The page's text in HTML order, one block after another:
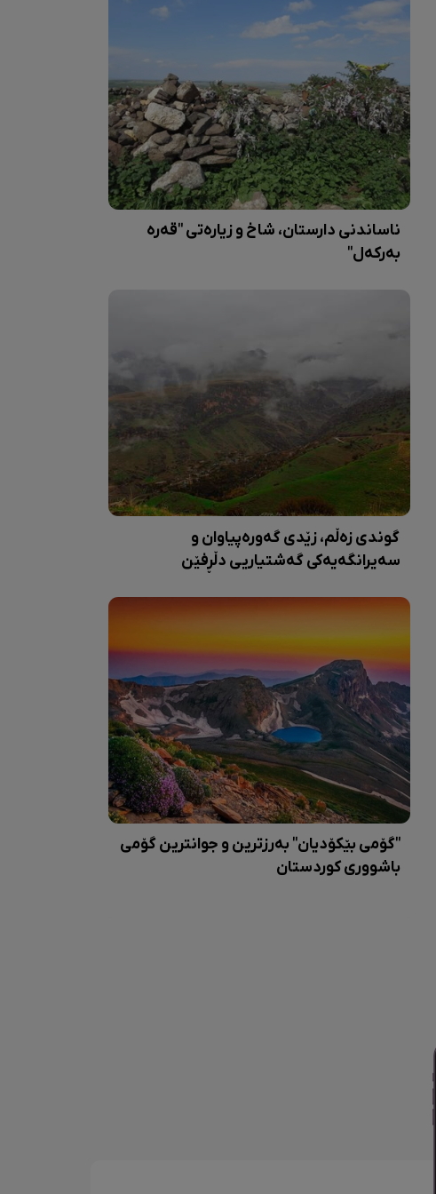
ناساندنی دارستان، شاخ و زیارەتی "قەرە
بەرکەل"
گوندی زەڵم، زێدی گەورەپیاوان و
سەیرانگەیەکی گەشتیاریی دڵڕفێن
"گۆمی بێکۆدیان" بەرزترین و جوانترین گۆمی
باشووری کوردستان